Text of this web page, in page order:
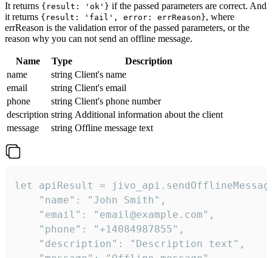
It returns {result: 'ok'} if the passed parameters are correct. And
it returns {result: 'fail', error: errReason}, where
errReason is the validation error of the passed parameters, or the
reason why you can not send an offline message.
Name Type
Description
name
string Client's name
email
string Client's email
phone
string Client's phone number
description string Additional information about the client
message
string Offline message text
let apiResult =
    "name": "John Smith",
    "email": "email@example.com",
    "phone": "+14084987855",
    "description": "Description text",